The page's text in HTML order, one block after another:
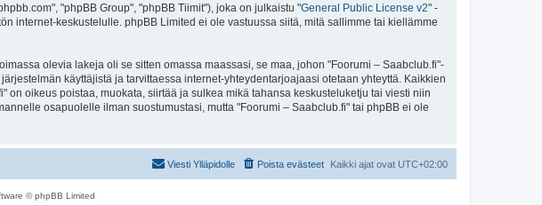
"phpBB Group", "phpBB Tiimit"), joka on julkaistu "General Public License v2" -
internet-keskustelulle. phpBB Limited ei ole vastuussa siitä, mitä sallimme tai kiellämme
olevia lakeja oli se sitten omassa maassasi, se maa, johon "Foorumi – Saabclub.fi"-
käyttäjistä ja tarvittaessa internet-yhteydentarjoajaasi otetaan yhteyttä. Kaikkien
oikeus poistaa, muokata, siirtää ja sulkea mikä tahansa keskusteluketju tai viesti niin
osapuolelle ilman suostumustasi, mutta "Foorumi – Saabclub.fi" tai phpBB ei ole
Kaikki ajat ovat UTC+02:00
Poista evästeet
Viesti Ylläpidolle
© phpBB Limited